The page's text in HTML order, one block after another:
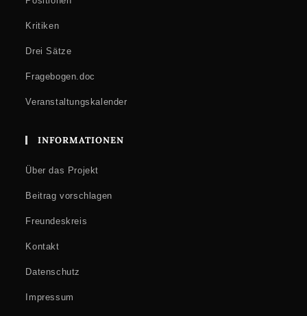
Kritiken
Drei Sätze
Fragebogen.doc
Veranstaltungskalender
INFORMATIONEN
Über das Projekt
Beitrag vorschlagen
Freundeskreis
Kontakt
Datenschutz
Impressum